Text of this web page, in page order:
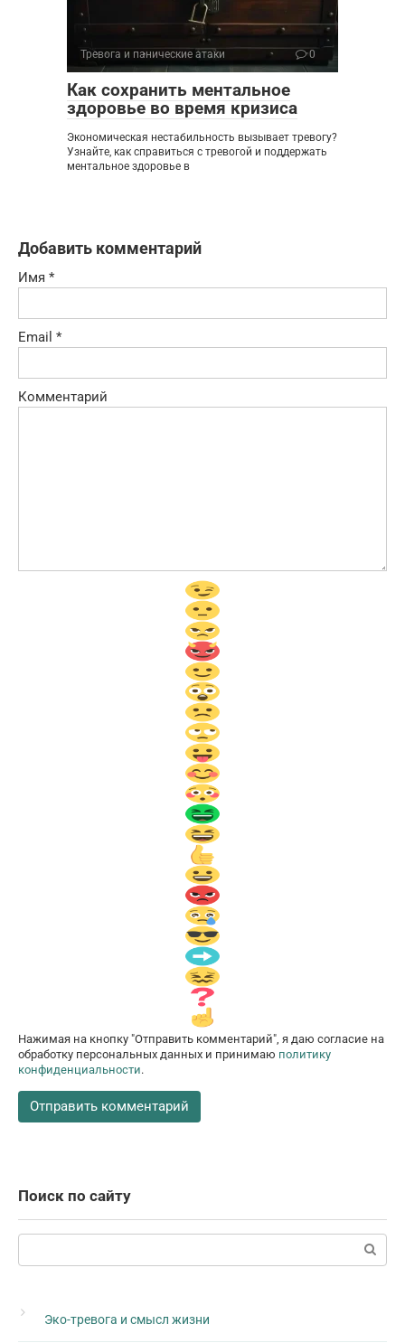
Тревога и панические атаки 0
Как сохранить ментальное
здоровье во время кризиса
Экономическая нестабильность вызывает тревогу?
Узнайте, как справиться с тревогой и поддержать
ментальное здоровье в
Добавить комментарий
Имя *
Email *
Комментарий
Нажимая на кнопку "Отправить комментарий", я даю согласие на
обработку персональных данных и принимаю политику
конфиденциальности.
Поиск по сайту
Поиск:
Эко-тревога и смысл жизни